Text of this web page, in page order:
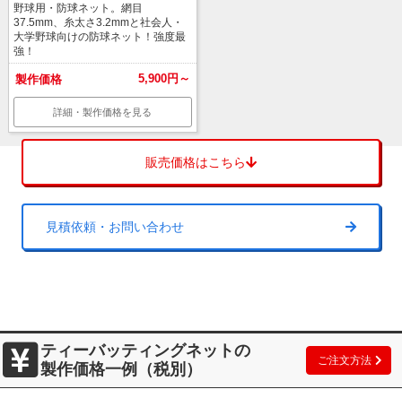
ティーバッティングネット到着時の状態
ピンと引っ張りフレームに取り付けてください。
ネット製品はサイズぴったりに製作することが難しいため、1cm単位
販売価格はこちら
野球用・防球ネット。網目
37.5mm、糸太さ3.2mmと社会人・
大学野球向けの防球ネット！強度最
強！
製作価格 5,900円～
詳細・製作価格を見る
販売価格はこちら
見積依頼・お問い合わせ
ティーバッティングネットの
製作価格一例（税別）
ご注文方法